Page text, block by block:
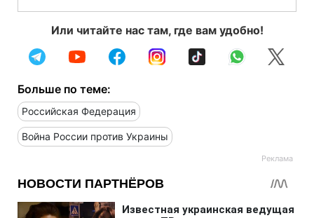
Или читайте нас там, где вам удобно!
Больше по теме:
Российская Федерация
Война России против Украины